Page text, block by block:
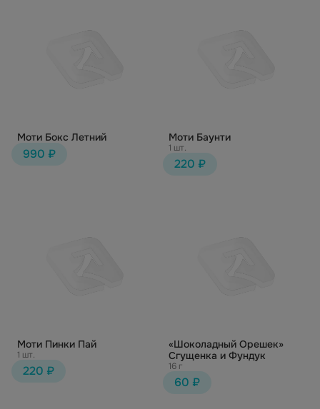
Моти Бокс Летний
990 ₽
Моти Баунти
1 шт.
220 ₽
Моти Пинки Пай
1 шт.
220 ₽
«Шоколадный Орешек»
Сгущенка и Фундук
16 г
60 ₽